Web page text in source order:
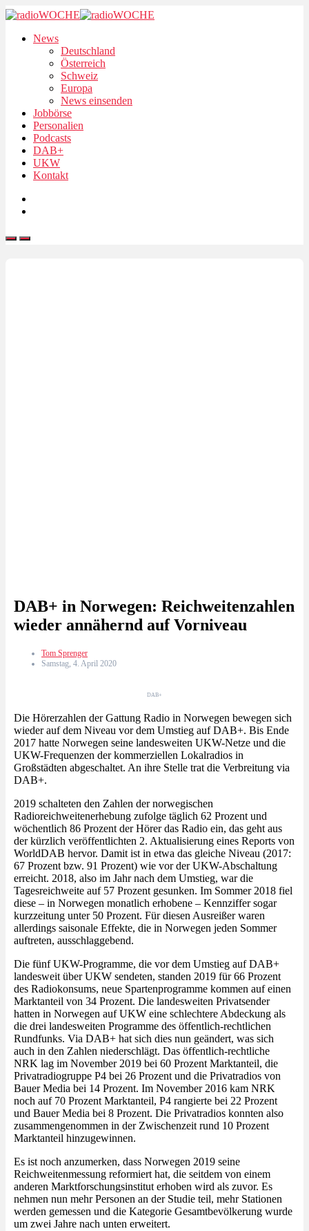
News
Deutschland
Österreich
Schweiz
Europa
News einsenden
Jobbörse
Personalien
Podcasts
DAB+
UKW
Kontakt
DAB+ in Norwegen: Reichweitenzahlen
wieder annähernd auf Vorniveau
Tom Sprenger
Samstag, 4. April 2020
DAB+
Die Hörerzahlen der Gattung Radio in Norwegen bewegen sich
wieder auf dem Niveau vor dem Umstieg auf DAB+. Bis Ende
2017 hatte Norwegen seine landesweiten UKW-Netze und die
UKW-Frequenzen der kommerziellen Lokalradios in
Großstädten abgeschaltet. An ihre Stelle trat die Verbreitung via
DAB+.
2019 schalteten den Zahlen der norwegischen
Radioreichweitenerhebung zufolge täglich 62 Prozent und
wöchentlich 86 Prozent der Hörer das Radio ein, das geht aus
der kürzlich veröffentlichten 2. Aktualisierung eines Reports von
WorldDAB hervor. Damit ist in etwa das gleiche Niveau (2017:
67 Prozent bzw. 91 Prozent) wie vor der UKW-Abschaltung
erreicht. 2018, also im Jahr nach dem Umstieg, war die
Tagesreichweite auf 57 Prozent gesunken. Im Sommer 2018 fiel
diese – in Norwegen monatlich erhobene – Kennziffer sogar
kurzzeitung unter 50 Prozent. Für diesen Ausreißer waren
allerdings saisonale Effekte, die in Norwegen jeden Sommer
auftreten, ausschlaggebend.
Die fünf UKW-Programme, die vor dem Umstieg auf DAB+
landesweit über UKW sendeten, standen 2019 für 66 Prozent
des Radiokonsums, neue Spartenprogramme kommen auf einen
Marktanteil von 34 Prozent. Die landesweiten Privatsender
hatten in Norwegen auf UKW eine schlechtere Abdeckung als
die drei landesweiten Programme des öffentlich-rechtlichen
Rundfunks. Via DAB+ hat sich dies nun geändert, was sich
auch in den Zahlen niederschlägt. Das öffentlich-rechtliche
NRK lag im November 2019 bei 60 Prozent Marktanteil, die
Privatradiogruppe P4 bei 26 Prozent und die Privatradios von
Bauer Media bei 14 Prozent. Im November 2016 kam NRK
noch auf 70 Prozent Marktanteil, P4 rangierte bei 22 Prozent
und Bauer Media bei 8 Prozent. Die Privatradios konnten also
zusammengenommen in der Zwischenzeit rund 10 Prozent
Marktanteil hinzugewinnen.
Es ist noch anzumerken, dass Norwegen 2019 seine
Reichweitenmessung reformiert hat, die seitdem von einem
anderen Marktforschungsinstitut erhoben wird als zuvor. Es
nehmen nun mehr Personen an der Studie teil, mehr Stationen
werden gemessen und die Kategorie Gesamtbevölkerung wurde
um zwei Jahre nach unten erweitert.